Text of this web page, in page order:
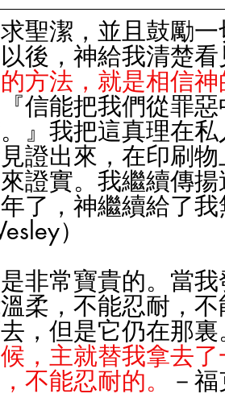
聖潔，並且鼓勵
後，神給我清楚
方法，就是相信神
信能把我們從罪
』我把這真理在
證出來，在印刷
證實。我繼續傳
了，神繼續給了
）
非常寶貴的。當
柔，不能忍耐，
，但是它仍在那裏
，主就替我拿去
不能忍耐的。 －